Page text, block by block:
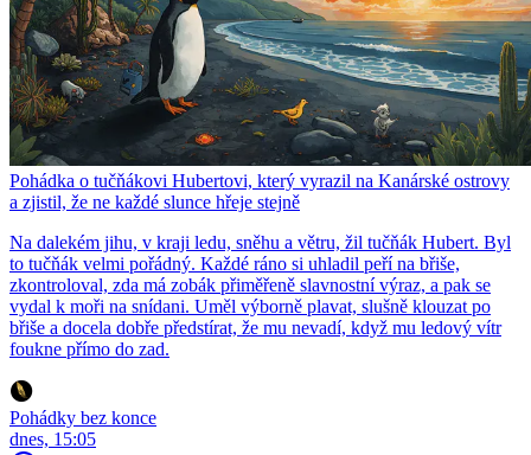
Pohádka o tučňákovi Hubertovi, který vyrazil na Kanárské ostrovy
a zjistil, že ne každé slunce hřeje stejně
Na dalekém jihu, v kraji ledu, sněhu a větru, žil tučňák Hubert. Byl
to tučňák velmi pořádný. Každé ráno si uhladil peří na břiše,
zkontroloval, zda má zobák přiměřeně slavnostní výraz, a pak se
vydal k moři na snídani. Uměl výborně plavat, slušně klouzat po
břiše a docela dobře předstírat, že mu nevadí, když mu ledový vítr
foukne přímo do zad.
Pohádky bez konce
dnes, 15:05